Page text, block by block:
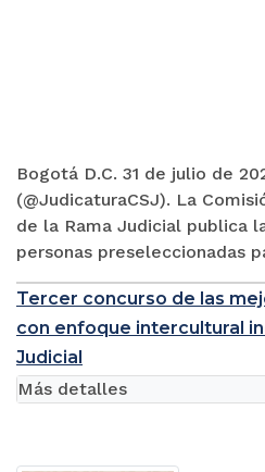
Bogotá D.C. 31 de julio de
(@JudicaturaCSJ). La
de la Rama Judicial publica
personas preseleccionadas
Tercer concurso de las
con enfoque intercultural
Judicial
Más detalles